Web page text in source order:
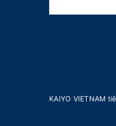
KAIYO VIETNAM